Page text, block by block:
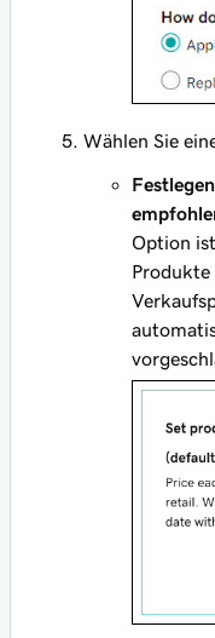
Wählen Sie
Option